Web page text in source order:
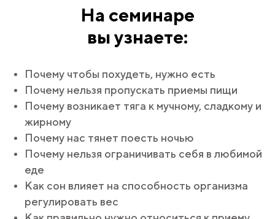
На семинаре
вы узнаете:
Почему чтобы похудеть, нужно есть
Почему нельзя пропускать приемы пищи
Почему возникает тяга к мучному, сладкому и
жирному
Почему нас тянет поесть ночью
Почему нельзя ограничивать себя в любимой
еде
Как сон влияет на способность организма
регулировать вес